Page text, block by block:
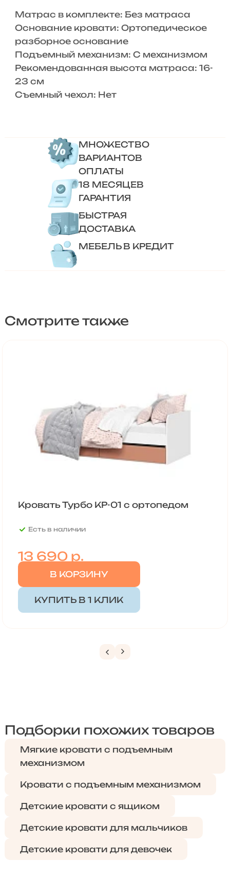
Матрас в комплекте: Без матраса
Основание кровати: Ортопедическое
разборное основание
Подъемный механизм: С механизмом
Рекомендованная высота матраса: 16-
23 см
Съемный чехол: Нет
МНОЖЕСТВО
ВАРИАНТОВ
ОПЛАТЫ
18 МЕСЯЦЕВ
ГАРАНТИЯ
БЫСТРАЯ
ДОСТАВКА
МЕБЕЛЬ В КРЕДИТ
Смотрите также
Кровать Турбо КР-01 с ортопедом
Есть в наличии
13 690р.
В КОРЗИНУ
КУПИТЬ В 1 КЛИК
Подборки похожих товаров
Мягкие кровати с подъемным
механизмом
Кровати с подъемным механизмом
Детские кровати с ящиком
Детские кровати для мальчиков
Детские кровати для девочек